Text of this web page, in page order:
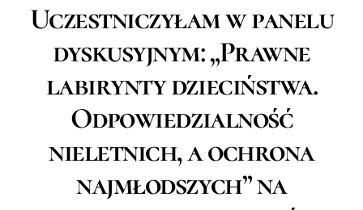
Uczestniczyłam w panelu
dyskusyjnym: „Prawne
labirynty dzieciństwa.
Odpowiedzialność
nieletnich, a ochrona
najmłodszych” na